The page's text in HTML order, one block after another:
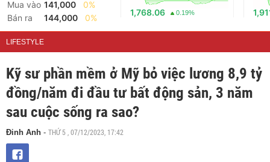
Mua vào 141,000
0%
Bán ra
144,000 0%
1,768.06 0.19%
LIFESTYLE
Kỹ sư phần mềm ở Mỹ bỏ việc lương 8,9 tỷ
đồng/năm đi đầu tư bất động sản, 3 năm
sau cuộc sống ra sao?
Đinh Anh - THỨ 5 , 07/12/2023, 17:42